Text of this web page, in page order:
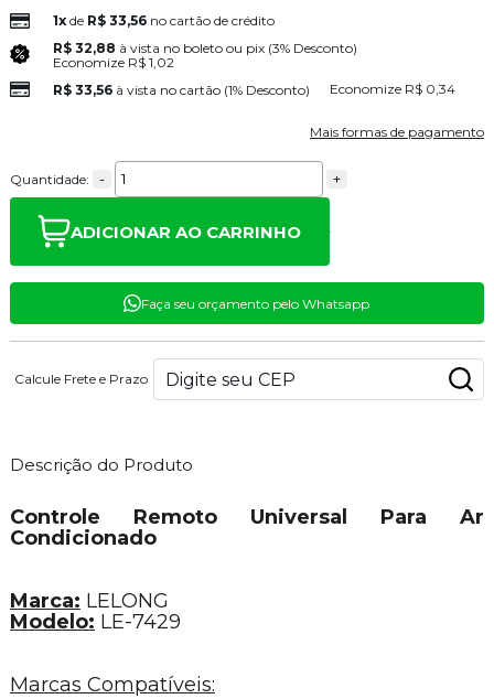
1xde R$ 33,56 no cartão de crédito
R$ 32,88 à vista no boleto ou pix (3% Desconto)
Economize R$ 1,02
R$ 33,56 à vista no cartão (1% Desconto) Economize R$ 0,34
Mais formas de pagamento
Quantidade: - +
ADICIONAR AO CARRINHO
Faça seu orçamento pelo Whatsapp
Calcule Frete e Prazo
Descrição do Produto
Controle Remoto Universal Para Ar
Condicionado
Marca: LELONG
Modelo: LE-7429
Marcas Compatíveis: